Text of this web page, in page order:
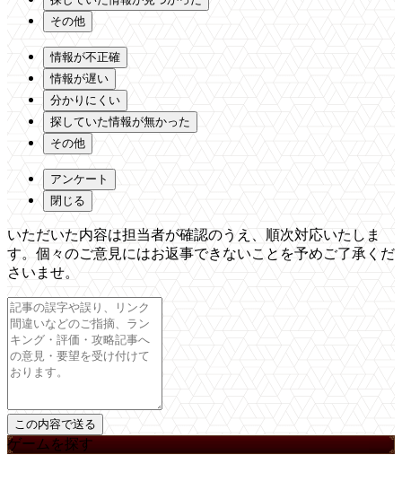
その他
情報が不正確
情報が遅い
分かりにくい
探していた情報が無かった
その他
アンケート
閉じる
いただいた内容は担当者が確認のうえ、順次対応いたしま
す。個々のご意見にはお返事できないことを予めご了承くだ
さいませ。
ゲームを探す